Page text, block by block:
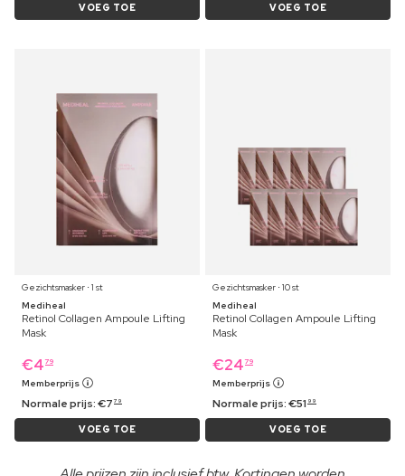
VOEG TOE VOEG TOE
Gezichtsmasker ⋅ 1 st
Mediheal
Retinol Collagen Ampoule Lifting
Mask
€4 79
Memberprijs
Normale prijs:€7 79
VOEG TOE
Gezichtsmasker ⋅ 10 st
Mediheal
Retinol Collagen Ampoule Lifting
Mask
€24 79
Memberprijs
Normale prijs:€51 99
VOEG TOE